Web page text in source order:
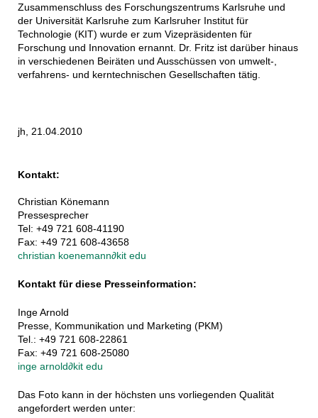
Zusammenschluss des Forschungszentrums Karlsruhe und
der Universität Karlsruhe zum Karlsruher Institut für
Technologie (KIT) wurde er zum Vizepräsidenten für
Forschung und Innovation ernannt. Dr. Fritz ist darüber hinaus
in verschiedenen Beiräten und Ausschüssen von umwelt-,
verfahrens- und kerntechnischen Gesellschaften tätig.
jh, 21.04.2010
Kontakt:
Christian Könemann
Pressesprecher
Tel: +49 721 608-41190
Fax: +49 721 608-43658
christian koenemann∂kit edu
Kontakt für diese Presseinformation:
Inge Arnold
Presse, Kommunikation und Marketing (PKM)
Tel.: +49 721 608-22861
Fax: +49 721 608-25080
inge arnold∂kit edu
Das Foto kann in der höchsten uns vorliegenden Qualität
angefordert werden unter: